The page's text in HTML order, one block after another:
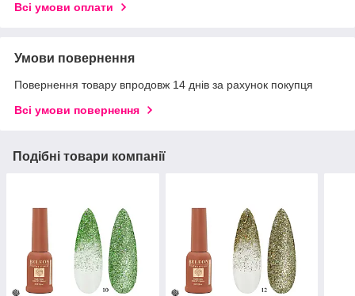
Всі умови оплати
Умови повернення
Повернення товару впродовж 14 днів за рахунок покупця
Всі умови повернення
Подібні товари компанії